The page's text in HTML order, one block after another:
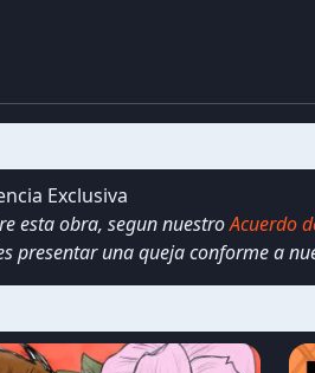
Exclusiva
esta obra, segun nuestroAcuerdo
presentar una queja conforme a